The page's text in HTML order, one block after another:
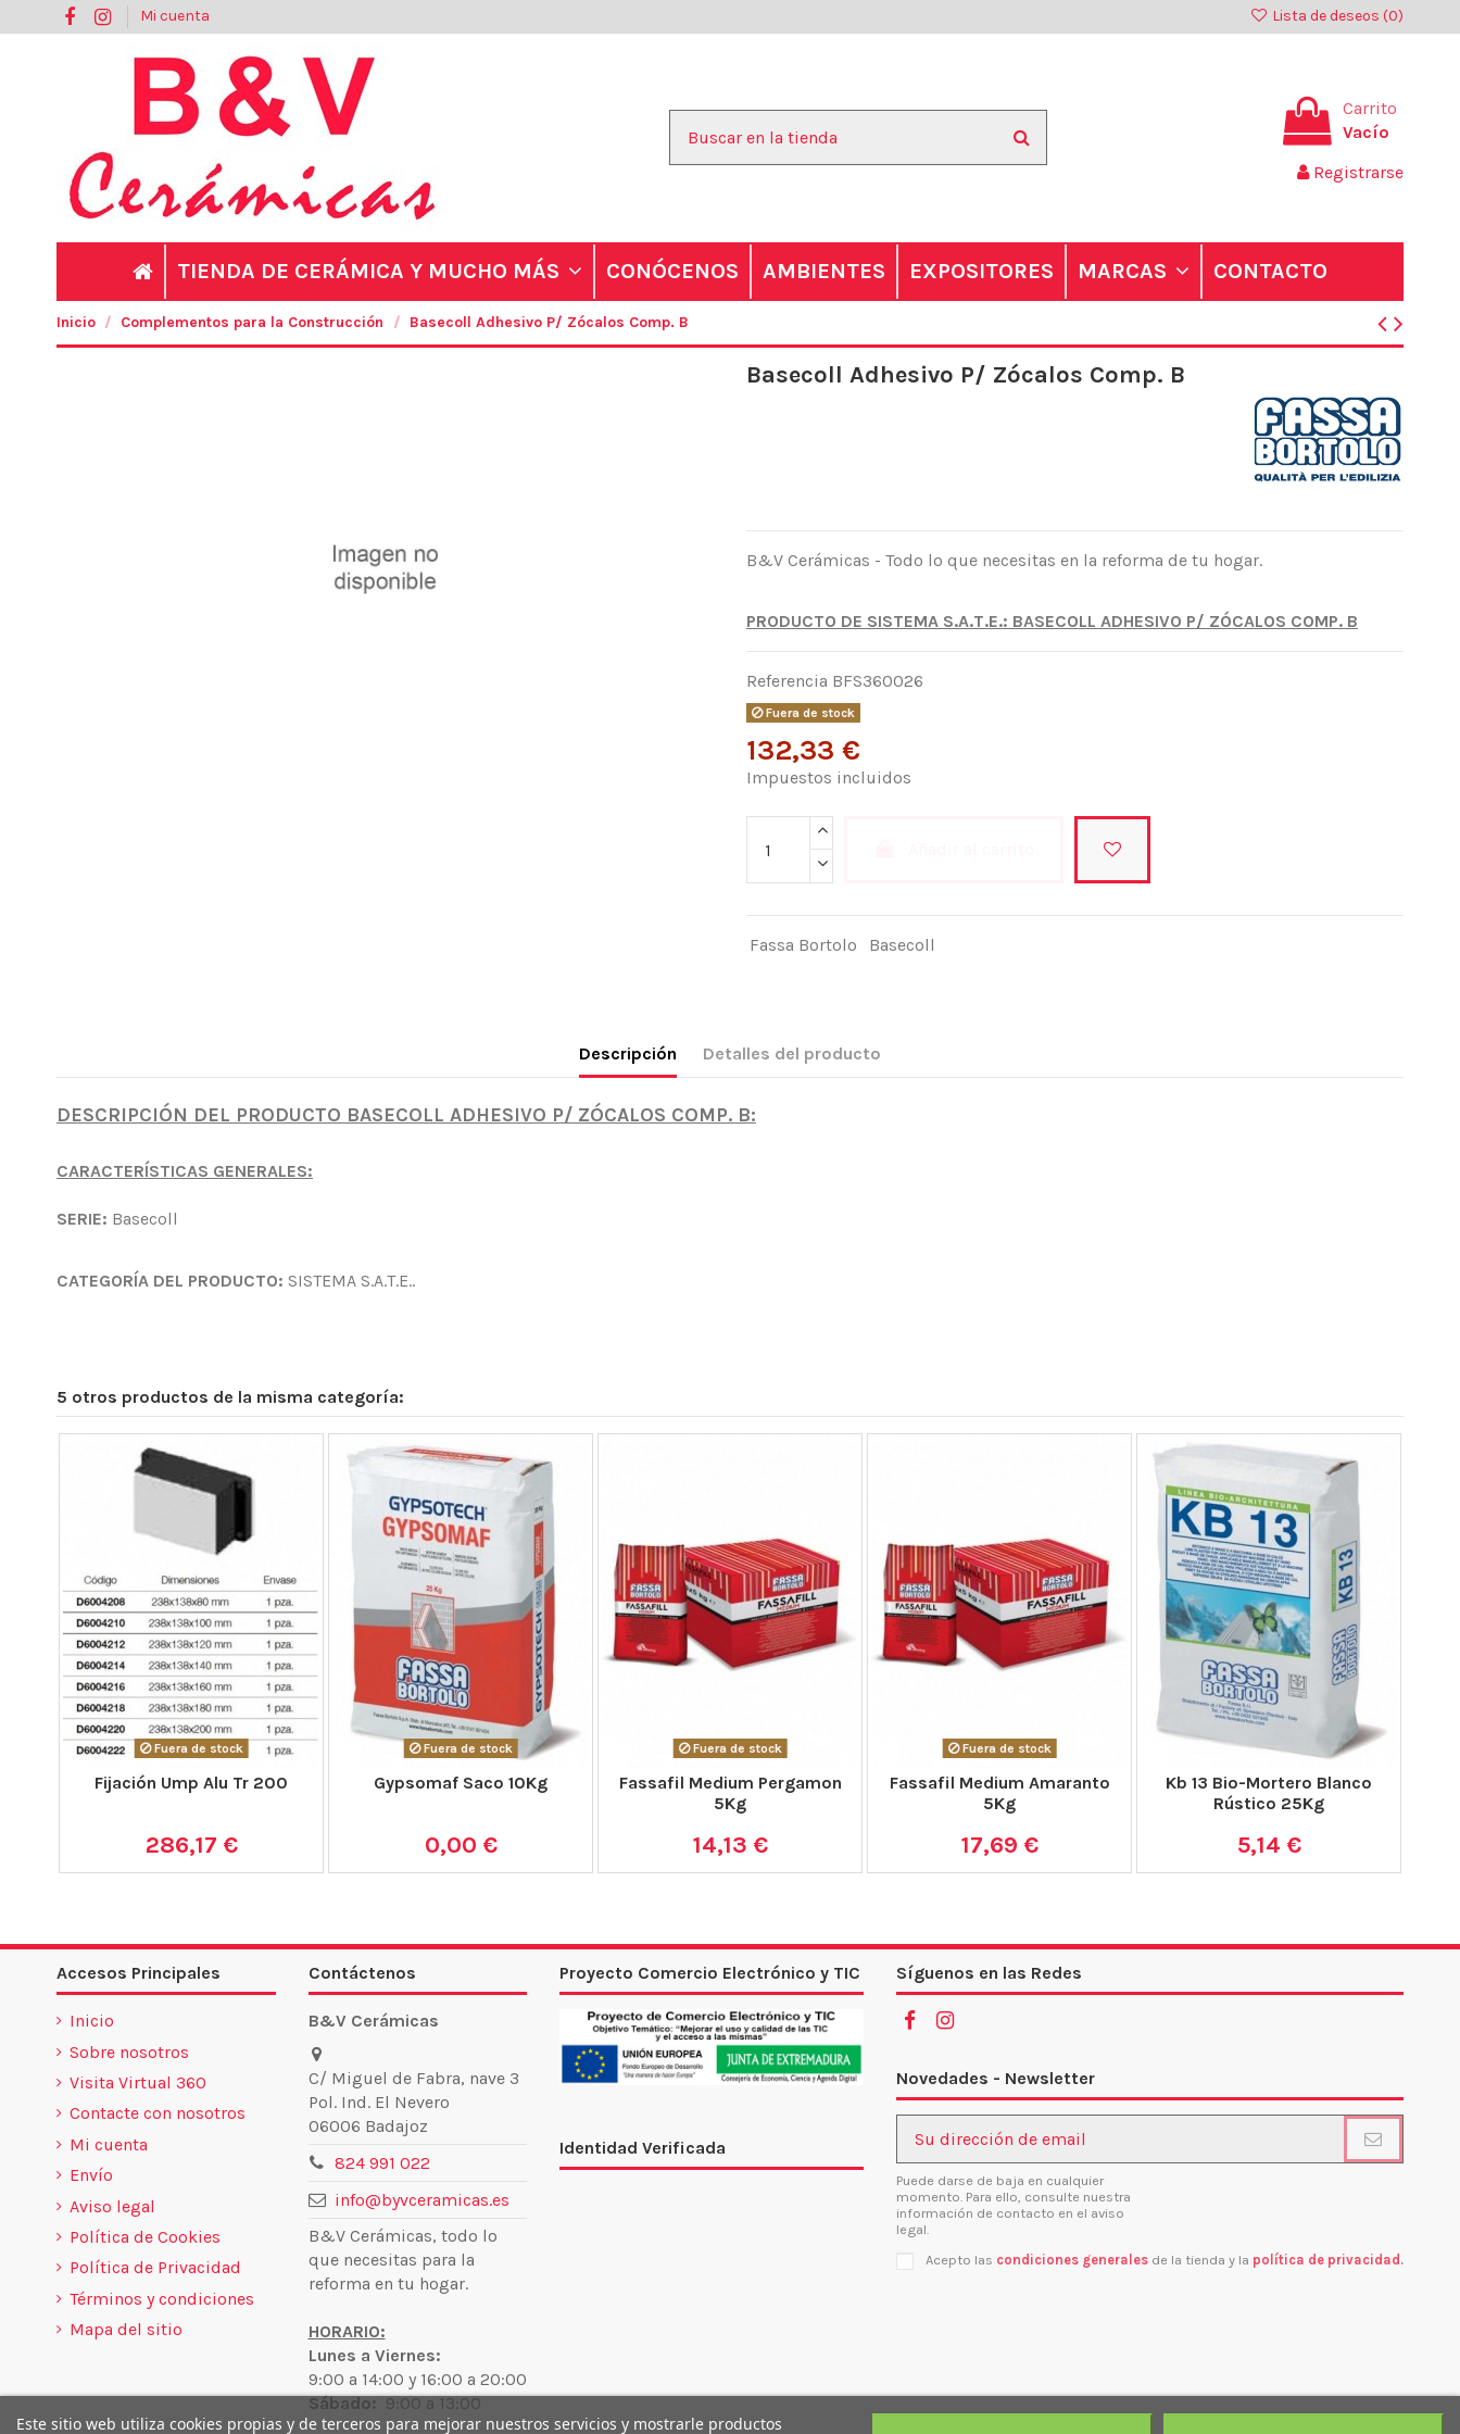
Mi cuenta Lista de deseos (0)
Carrito
Vacío
Registrarse
TIENDA DE CERÁMICA Y MUCHO MÁS CONÓCENOS AMBIENTES EXPOSITORES MARCAS CONTACTO
Inicio Complementos para la Construcción Basecoll Adhesivo P/ Zócalos Comp. B
Basecoll Adhesivo P/ Zócalos Comp. B
B&V Cerámicas - Todo lo que necesitas en la reforma de tu hogar.
PRODUCTO DE SISTEMA S.A.T.E.: BASECOLL ADHESIVO P/ ZÓCALOS COMP. B
Referencia BFS360026
Fuera de stock
132,33 €
Impuestos incluidos
Fassa Bortolo Basecoll
Descripción Detalles del producto
DESCRIPCIÓN DEL PRODUCTO BASECOLL ADHESIVO P/ ZÓCALOS COMP. B:
CARACTERÍSTICAS GENERALES:
SERIE: Basecoll
CATEGORÍA DEL PRODUCTO: SISTEMA S.A.T.E..
5 otros productos de la misma categoría:
Fuera de stock
Fijación Ump Alu Tr 200
286,17 €
Fuera de stock
Gypsomaf Saco 10Kg
0,00 €
Fuera de stock
Fassafil Medium Pergamon
5Kg
14,13 €
Fuera de stock
Fassafil Medium Amaranto
5Kg
17,69 €
Kb 13 Bio-Mortero Blanco
Rústico 25Kg
5,14 €
Accesos Principales
Inicio
Sobre nosotros
Visita Virtual 360
Contacte con nosotros
Mi cuenta
Envío
Aviso legal
Política de Cookies
Política de Privacidad
Términos y condiciones
Mapa del sitio
Contáctenos
B&V Cerámicas
C/ Miguel de Fabra, nave 3
Pol. Ind. El Nevero
06006 Badajoz
824 991 022
info@byvceramicas.es
B&V Cerámicas, todo lo
que necesitas para la
reforma en tu hogar.
HORARIO:
Lunes a Viernes:
9:00 a 14:00 y 16:00 a 20:00
Sábado:9:00 a 13:00
Proyecto Comercio Electrónico y TIC
Identidad Verificada
Este sitio web utiliza cookies propias y de terceros para mejorar nuestros servicios y mostrarle productos
Síguenos en las Redes
Novedades - Newsletter
Puede darse de baja en cualquier
momento. Para ello, consulte nuestra
información de contacto en el aviso
legal.
Acepto las condiciones generales de la tienda y la política de privacidad .